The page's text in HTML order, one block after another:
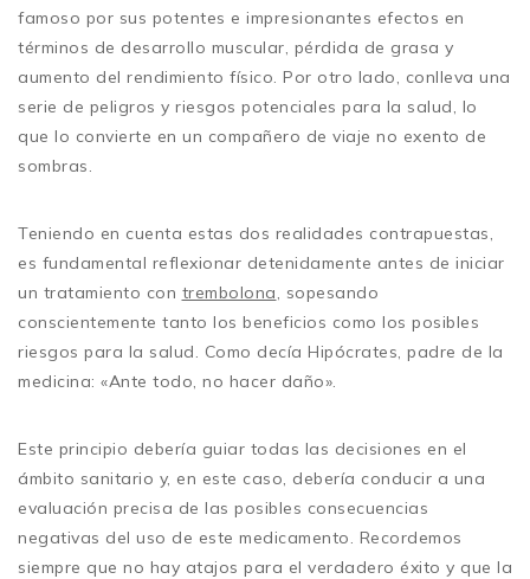
famoso por sus potentes e impresionantes efectos en
términos de desarrollo muscular, pérdida de grasa y
aumento del rendimiento físico. Por otro lado, conlleva una
serie de peligros y riesgos potenciales para la salud, lo
que lo convierte en un compañero de viaje no exento de
sombras.
Teniendo en cuenta estas dos realidades contrapuestas,
es fundamental reflexionar detenidamente antes de iniciar
un tratamiento con trembolona , sopesando
conscientemente tanto los beneficios como los posibles
riesgos para la salud. Como decía Hipócrates, padre de la
medicina: «Ante todo, no hacer daño».
Este principio debería guiar todas las decisiones en el
ámbito sanitario y, en este caso, debería conducir a una
evaluación precisa de las posibles consecuencias
negativas del uso de este medicamento. Recordemos
siempre que no hay atajos para el verdadero éxito y que la